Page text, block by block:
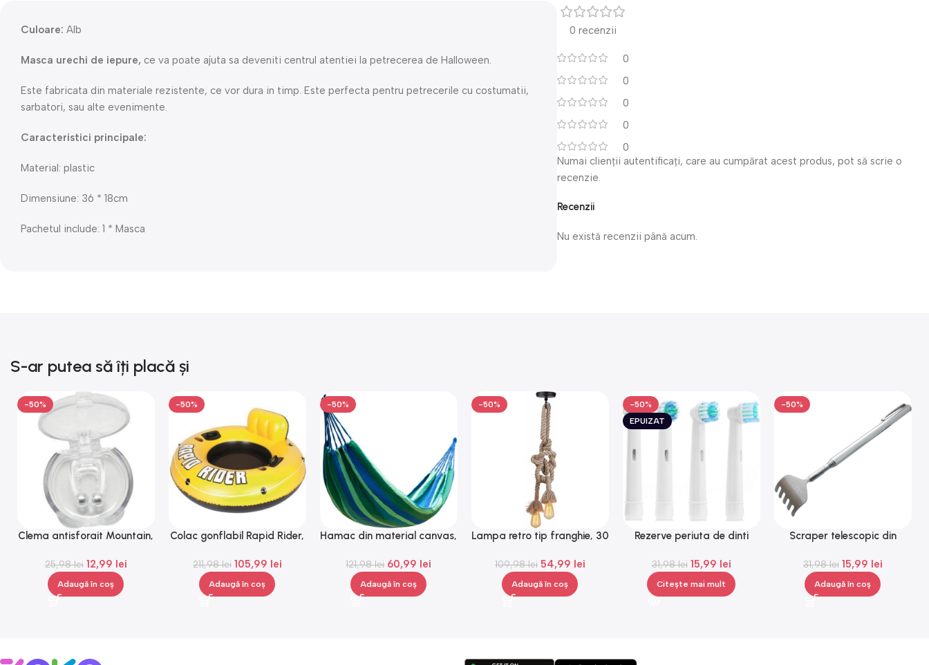
Culoare: Alb
Masca urechi de iepure, ce va poate ajuta sa deveniti centrul atentiei la petrecerea de Halloween.
Este fabricata din materiale rezistente, ce vor dura in timp. Este perfecta pentru petrecerile cu costumatii,
sarbatori, sau alte evenimente.
Caracteristici principale:
Material: plastic
Dimensiune: 36 * 18cm
Pachetul include: 1 * Masca
0 recenzii
0
0
0
0
0
Recenzii
Nu există recenzii până acum.
Numai clienții autentificați, care au cumpărat acest produs, pot să scrie o
recenzie.
S-ar putea să îți placă și
-50%
Clema antisforait Mountain,
25,98lei 12,99 lei
Adaugă în coș
-50%
Colac gonflabil Rapid Rider,
211,98lei 105,99 lei
Adaugă în coș
-50%
Hamac din material canvas,
121,98lei 60,99 lei
Adaugă în coș
-50%
Lampa retro tip franghie, 30
109,98lei 54,99 lei
Adaugă în coș
-50%
EPUIZAT
Rezerve periuta de dinti
capete de periuta, 4 bucati
31,98lei 15,99 lei
Citește mai mult
-50%
Scraper telescopic din
pentru spate, Gonga®
31,98lei 15,99 lei
Adaugă în coș